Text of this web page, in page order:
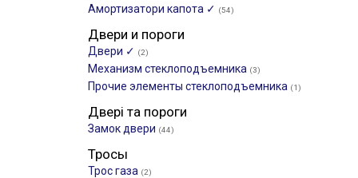
Амортизатори капота ✓ (54)
Двери и пороги
Двери ✓ (2)
Механизм стеклоподъемника (3)
Прочие элементы стеклоподъемника (1)
Двері та пороги
Замок двери (44)
Тросы
Трос газа (2)